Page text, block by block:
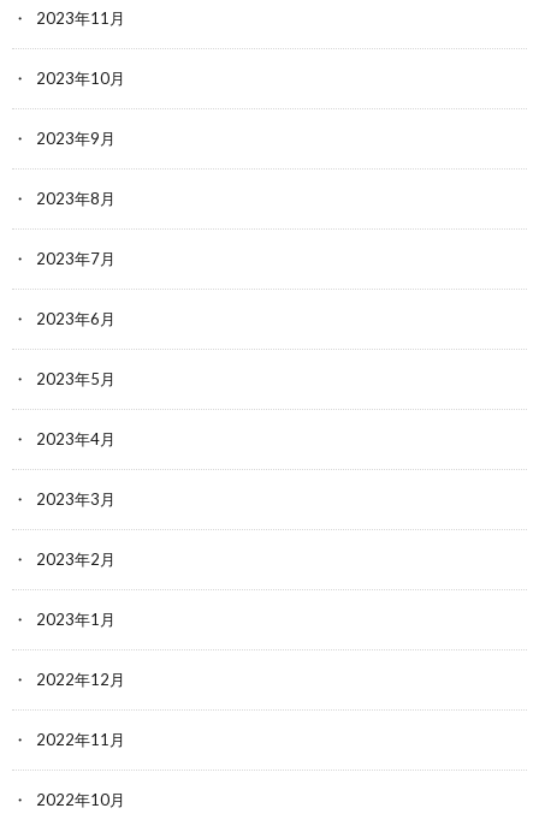
2023年11月
2023年10月
2023年9月
2023年8月
2023年7月
2023年6月
2023年5月
2023年4月
2023年3月
2023年2月
2023年1月
2022年12月
2022年11月
2022年10月